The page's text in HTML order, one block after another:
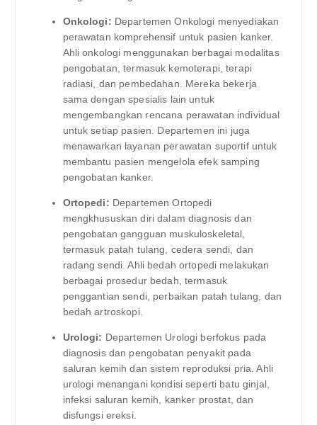
Onkologi: Departemen Onkologi menyediakan
perawatan komprehensif untuk pasien kanker.
Ahli onkologi menggunakan berbagai modalitas
pengobatan, termasuk kemoterapi, terapi
radiasi, dan pembedahan. Mereka bekerja
sama dengan spesialis lain untuk
mengembangkan rencana perawatan individual
untuk setiap pasien. Departemen ini juga
menawarkan layanan perawatan suportif untuk
membantu pasien mengelola efek samping
pengobatan kanker.
Ortopedi: Departemen Ortopedi
mengkhususkan diri dalam diagnosis dan
pengobatan gangguan muskuloskeletal,
termasuk patah tulang, cedera sendi, dan
radang sendi. Ahli bedah ortopedi melakukan
berbagai prosedur bedah, termasuk
penggantian sendi, perbaikan patah tulang, dan
bedah artroskopi.
Urologi: Departemen Urologi berfokus pada
diagnosis dan pengobatan penyakit pada
saluran kemih dan sistem reproduksi pria. Ahli
urologi menangani kondisi seperti batu ginjal,
infeksi saluran kemih, kanker prostat, dan
disfungsi ereksi.